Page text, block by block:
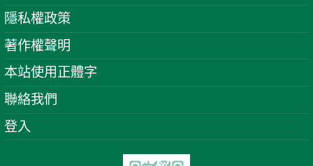
隱私權政策
著作權聲明
本站使用正體字
聯絡我們
登入